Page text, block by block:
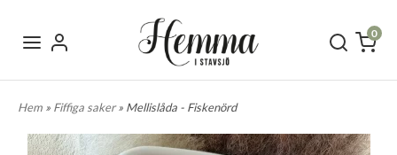
0
Hem » Fiffiga saker» Mellislåda - Fiskenörd